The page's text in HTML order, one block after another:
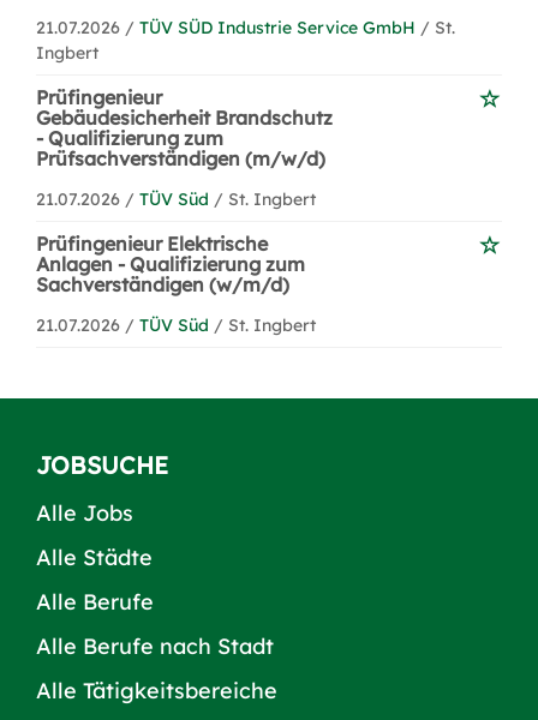
21.07.2026 / TÜV SÜD Industrie Service GmbH / St.
Ingbert
Prüfingenieur
Gebäudesicherheit Brandschutz
- Qualifizierung zum
Prüfsachverständigen (m/w/d)
21.07.2026 / TÜV Süd / St. Ingbert
Prüfingenieur Elektrische
Anlagen - Qualifizierung zum
Sachverständigen (w/m/d)
21.07.2026 / TÜV Süd / St. Ingbert
JOBSUCHE
Alle Jobs
Alle Städte
Alle Berufe
Alle Berufe nach Stadt
Alle Tätigkeitsbereiche